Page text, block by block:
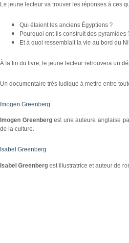
Le jeune lecteur va trouver les réponses à ces
Qui étaient les anciens Égyptiens ?
Pourquoi ont-ils construit des pyramides
Et à quoi ressemblait la vie au bord du
À la fin du livre, le jeune lecteur retrouvera un
Un documentaire très ludique à mettre entre
Imogen Greenberg
Imogen Greenbergest une auteure anglaise
de la culture.
Isabel Greenberg
Isabel Greenberg est illustratrice et auteur de